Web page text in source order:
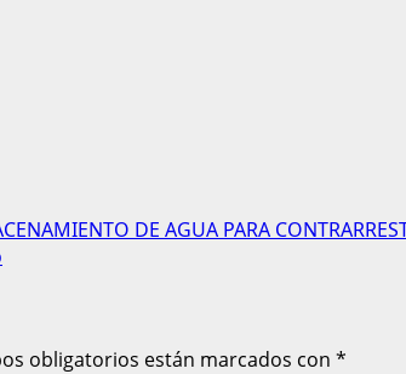
DE AGUA PARA
obligatorios están marcados con *